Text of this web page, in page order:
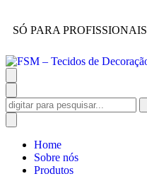
SÓ PARA PROFISSIONAIS
Home
Sobre nós
Produtos